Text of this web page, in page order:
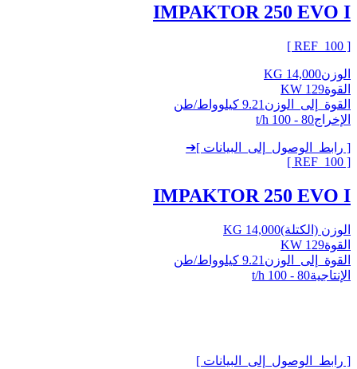
IMPAKTOR 250 EVO I
[ REF_
100
]
الوزن14,000 KG
القوة129 KW
القوة_إلى_الوزن 9.21 كيلوواط/طن
الإخراج80 - 100 t/h
[ رابط_الوصول_إلى_البيانات ]➔
[ REF_
100
]
IMPAKTOR 250 EVO I
الوزن (الكتلة)14,000 KG
القوة129 KW
القوة_إلى_الوزن9.21 كيلوواط/طن
الإنتاجية80 - 100 t/h
[ رابط_الوصول_إلى_البيانات ]